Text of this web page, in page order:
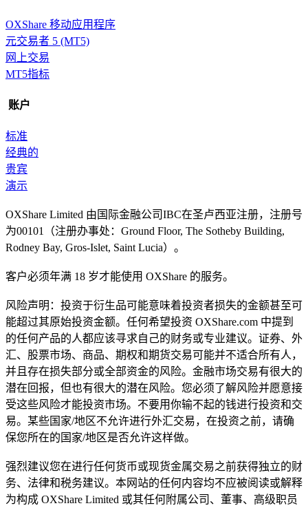
OXShare 移动应用程序
元交易者 5 (MT5)
网上交易
MT5指标
账户
标准
经典的
贵宾
演示
OXShare Limited 由国际金融公司IBC在圣卢西亚注册，注册号
为00101（注册办事处：Ground Floor, The Sotheby Building,
Rodney Bay, Gros-Islet, Saint Lucia）。
客户必须年满 18 岁才能使用 OXShare 的服务。
风险声明：投资于衍生品可能意味着投资者损失的金额甚至可
能超过其原始投资金额。任何希望投资 OXShare.com 中提到
的任何产品的人都应该寻求自己的财务或专业建议。证券、外
汇、股票市场、商品、期权和期货交易可能并不适合所有人，
并且存在损失部分或全部资金的风险。金融市场交易有很大的
潜在回报，但也有很大的潜在风险。您必须了解风险并愿意接
受这些风险才能投资市场。不要用你输不起的钱进行投资和交
易。某些国家/地区不允许进行外汇交易，在投资之前，请确
保您所在的国家/地区是否允许这样做。
强烈建议您在进行任何货币或现货金属交易之前获得独立的财
务、法律和税务建议。本网站的任何内容均不应被阅读或解释
为构成 OXShare Limited 或其任何附属公司、董事、高级职员